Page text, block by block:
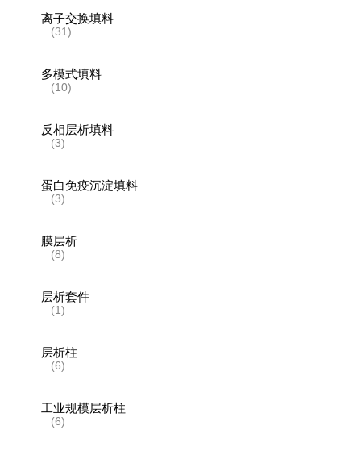
离子交换填料
(31)
多模式填料
(10)
反相层析填料
(3)
蛋白免疫沉淀填料
(3)
膜层析
(8)
层析套件
(1)
层析柱
(6)
工业规模层析柱
(6)